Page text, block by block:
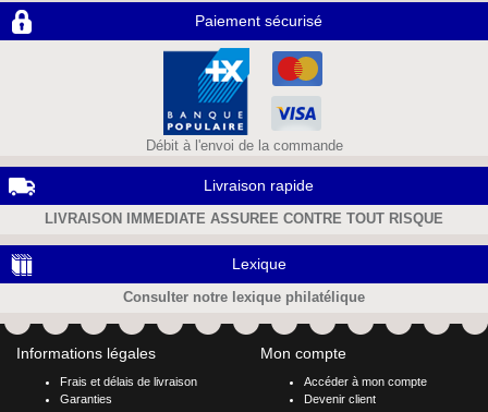
Paiement sécurisé
Débit à l'envoi de la commande
Livraison rapide
LIVRAISON IMMEDIATE ASSUREE CONTRE TOUT RISQUE
Lexique
Consulter notre lexique philatélique
Informations légales
Frais et délais de livraison
Garanties
Mon compte
Accéder à mon compte
Devenir client